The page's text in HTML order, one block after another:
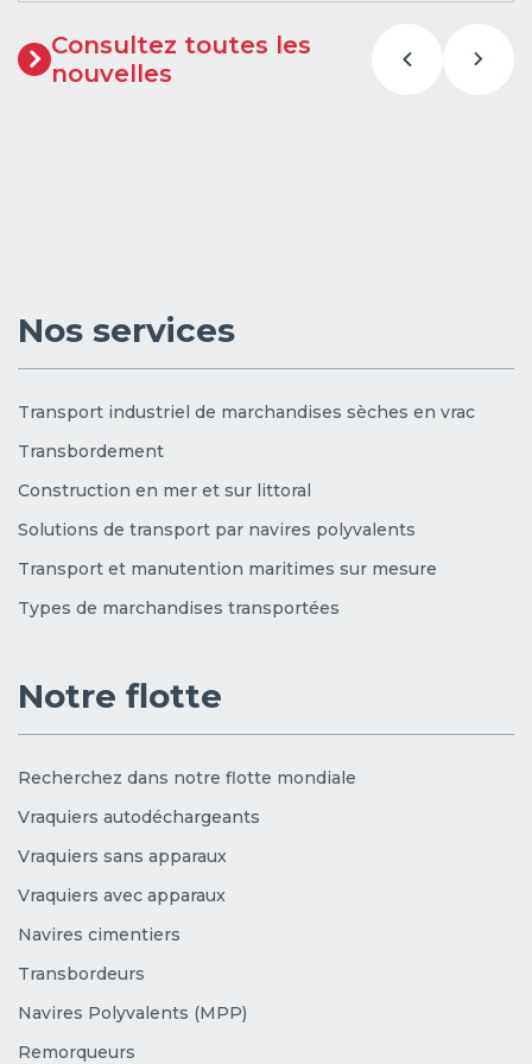
Consultez toutes les
nouvelles
Nos services
Transport industriel de marchandises sèches en vrac
Transbordement
Construction en mer et sur littoral
Solutions de transport par navires polyvalents
Transport et manutention maritimes sur mesure
Types de marchandises transportées
Notre flotte
Recherchez dans notre flotte mondiale
Vraquiers autodéchargeants
Vraquiers sans apparaux
Vraquiers avec apparaux
Navires cimentiers
Transbordeurs
Navires Polyvalents (MPP)
Remorqueurs